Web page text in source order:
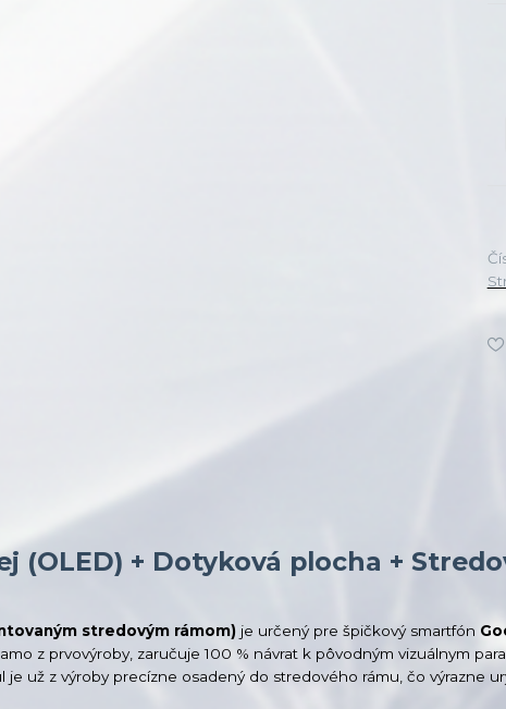
(OLED) + Dotyková plocha +
stredovým rámom) je určený pre špičkový smartfón
z prvovýroby, zaručuje 100 % návrat k pôvodným vizuálnym
už z výroby precízne osadený do stredového rámu, čo výrazne